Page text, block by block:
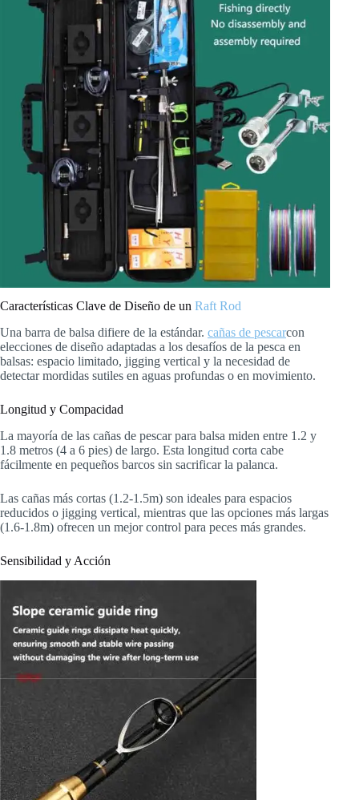
Características Clave de Diseño de un Raft Rod
Una barra de balsa difiere de la estándar. cañas de pescarcon
elecciones de diseño adaptadas a los desafíos de la pesca en
balsas: espacio limitado, jigging vertical y la necesidad de
detectar mordidas sutiles en aguas profundas o en movimiento.
Longitud y Compacidad
La mayoría de las cañas de pescar para balsa miden entre 1.2 y
1.8 metros (4 a 6 pies) de largo. Esta longitud corta cabe
fácilmente en pequeños barcos sin sacrificar la palanca.
Las cañas más cortas (1.2-1.5m) son ideales para espacios
reducidos o jigging vertical, mientras que las opciones más largas
(1.6-1.8m) ofrecen un mejor control para peces más grandes.
Sensibilidad y Acción